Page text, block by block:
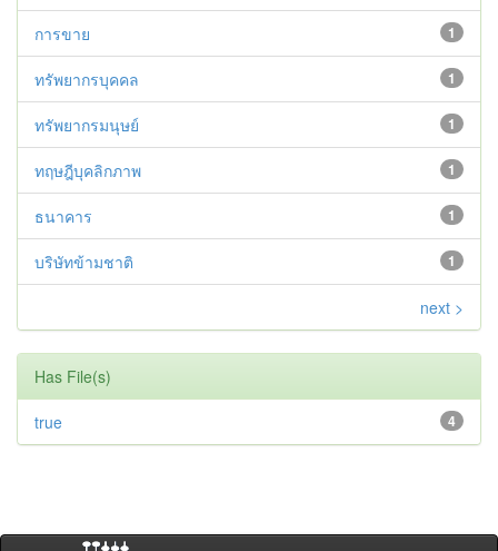
1
การขาย
1
ทรัพยากรบุคคล
1
ทรัพยากรมนุษย์
1
ทฤษฎีบุคลิกภาพ
1
ธนาคาร
1
บริษัทข้ามชาติ
next >
Has File(s)
4
true